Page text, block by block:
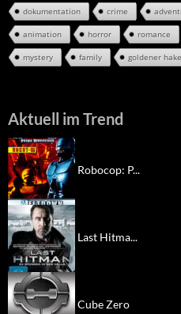
dokumentation crime
animation horror romance
mystery family goldener
Aktuell im Trend
Robocop: P...
Last Hitma...
Cube Zero